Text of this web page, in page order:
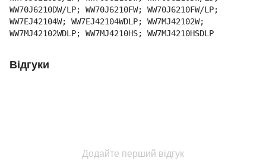
WW70J6210DW/LP; WW70J6210FW; WW70J6210FW/LP;
WW7EJ42104W; WW7EJ42104WDLP; WW7MJ42102W;
WW7MJ42102WDLP; WW7MJ4210HS; WW7MJ4210HSDLP
Відгуки
Додайте перший відгук